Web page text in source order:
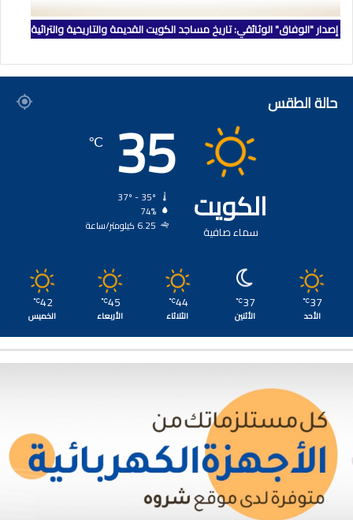
إصدار "الوفاق" الوثائقي: تاريخ مساجد الكويت القديمة والتاريخية والتراثية
حالة الطقس
الكويت
سماء صافية
35
℃
74%
6.25 كيلومتر/ساعة
37
℃
الأحد
37
℃
الأثنين
44
℃
الثلاثاء
45
℃
الأربعاء
42
℃
الخميس